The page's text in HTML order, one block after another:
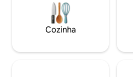
praia principal. Não precisa de carro!
Você está no coração de tudo!
Cozinha